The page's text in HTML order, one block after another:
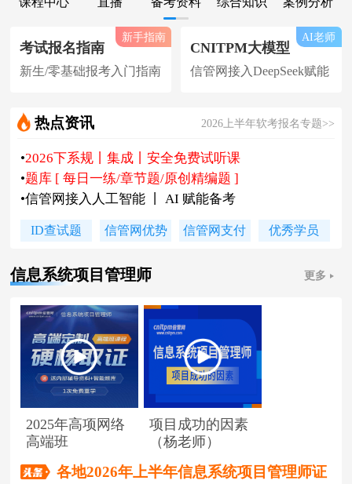
考试报名指南
新生/零基础报考入门指南
新手指南
CNITPM大模型
信管网接入DeepSeek赋能
AI老师
热点资讯 2026上半年软考报名专题>>
•2026下系规丨集成丨安全免费试听课
•题库 [ 每日一练/章节题/原创精编题 ]
•信管网接入人工智能 丨 AI 赋能备考
信管网软考讲师合作招聘(全职/兼职)
•2026上半年软考证书领取时间及通知
ID查试题 信管网优势 信管网支付 优秀学员
信息系统项目管理师 更多
2025年高项网络
高端班
项目成功的因素
（杨老师）
各地2026年上半年信息系统项目管理师证